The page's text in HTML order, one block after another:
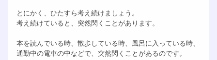
とにかく、ひたすら考え続けましょう。
考え続けていると、突然閃くことがあります。
本を読んでいる時、散歩している時、風呂に入っている時、
通勤中の電車の中などで、突然閃くことがあるのです。